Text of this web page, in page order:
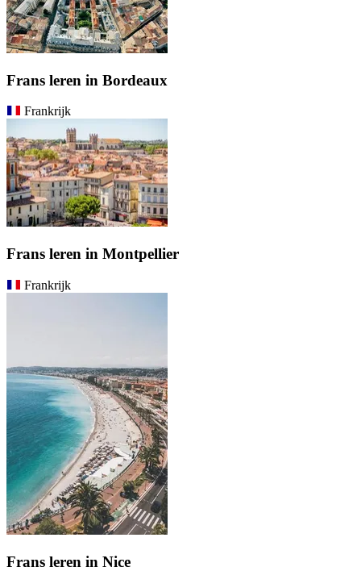
Frans leren in Bordeaux
Frankrijk
Frans leren in Montpellier
Frankrijk
Frans leren in Nice